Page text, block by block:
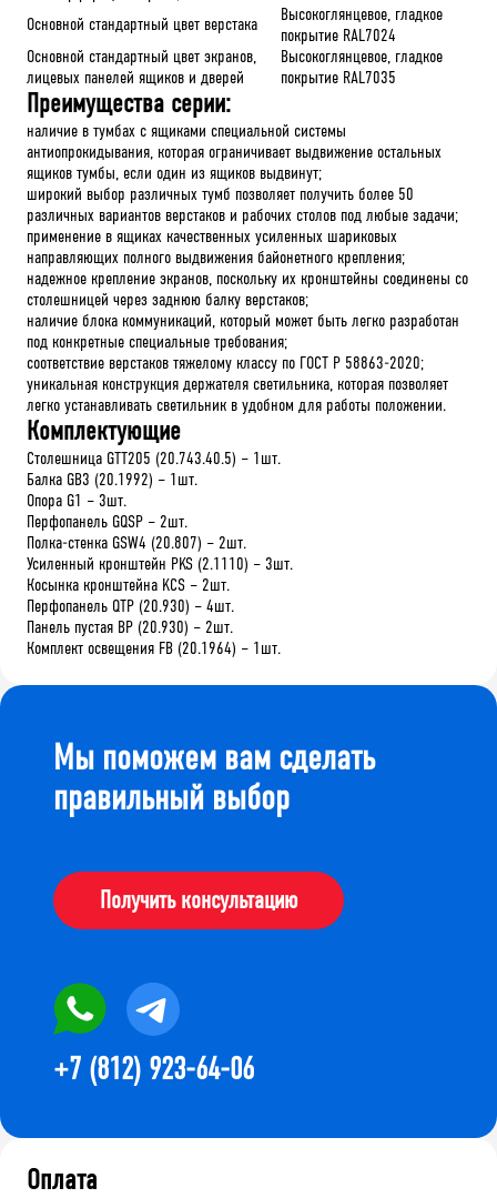
Основной стандартный цвет верстака
Высокоглянцевое, гладкое
покрытие RAL7024
Основной стандартный цвет экранов,
лицевых панелей ящиков и дверей
Высокоглянцевое, гладкое
покрытие RAL7035
Преимущества серии:
наличие в тумбах с ящиками специальной системы
антиопрокидывания, которая ограничивает выдвижение остальных
ящиков тумбы, если один из ящиков выдвинут;
широкий выбор различных тумб позволяет получить более 50
различных вариантов верстаков и рабочих столов под любые задачи;
применение в ящиках качественных усиленных шариковых
направляющих полного выдвижения байонетного крепления;
надежное крепление экранов, поскольку их кронштейны соединены со
столешницей через заднюю балку верстаков;
наличие блока коммуникаций, который может быть легко разработан
под конкретные специальные требования;
соответствие верстаков тяжелому классу по ГОСТ Р 58863-2020;
уникальная конструкция держателя светильника, которая позволяет
легко устанавливать светильник в удобном для работы положении.
Комплектующие
Столешница GTT205 (20.743.40.5) – 1шт.
Балка GB3 (20.1992) – 1шт.
Опора G1 – 3шт.
Перфопанель GQSP – 2шт.
Полка-стенка GSW4 (20.807) – 2шт.
Усиленный кронштейн PKS (2.1110) – 3шт.
Косынка кронштейна KCS – 2шт.
Перфопанель QTP (20.930) – 4шт.
Панель пустая BP (20.930) – 2шт.
Комплект освещения FB (20.1964) – 1шт.
Мы поможем вам сделать
правильный выбор
Получить консультацию
+7 (812) 923-64-06
Оплата